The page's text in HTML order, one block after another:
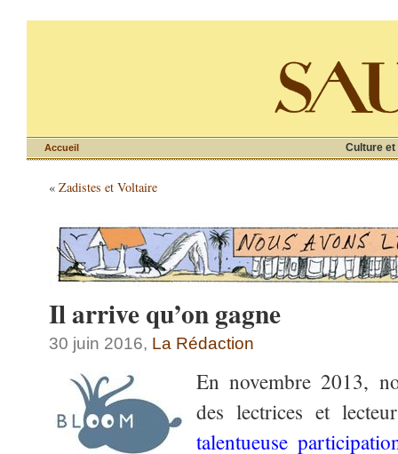
Culture et
Accueil
« Zadistes et Voltaire
Il arrive qu’on gagne
30 juin 2016, La Rédaction
En novembre 2013,
des lectrices et
talentueuse